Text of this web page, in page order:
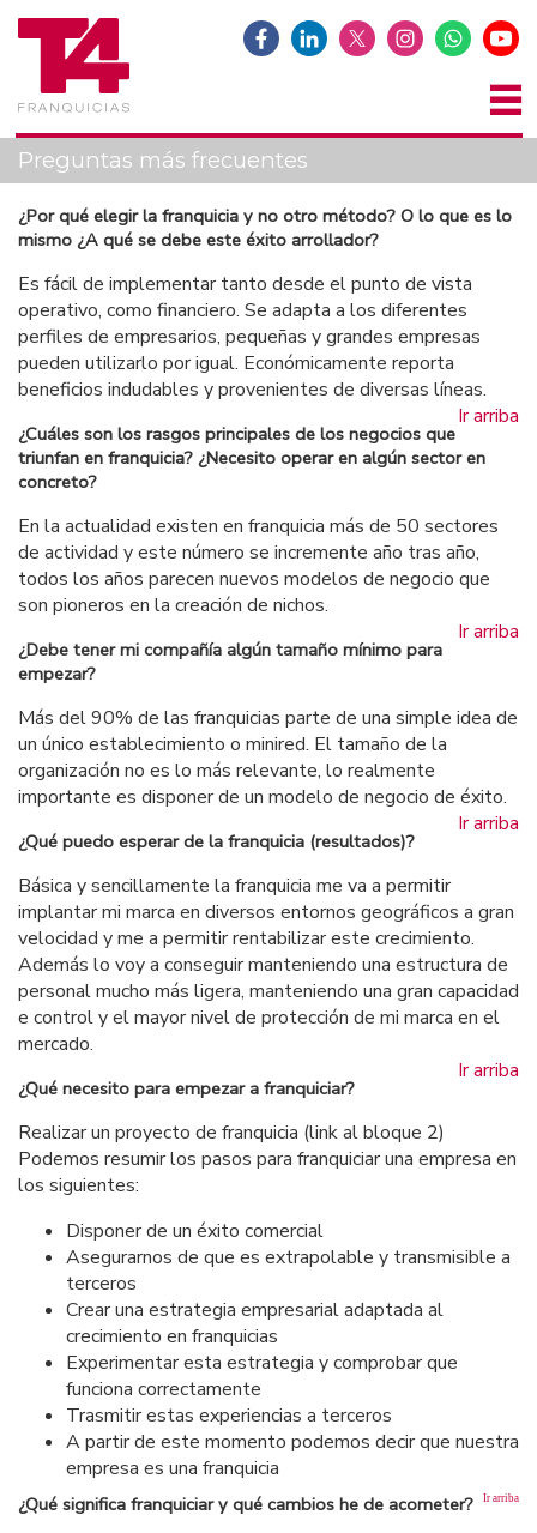
Preguntas más frecuentes
¿Por qué elegir la franquicia y no otro método? O lo que es lo
mismo ¿A qué se debe este éxito arrollador?
Es fácil de implementar tanto desde el punto de vista
operativo, como financiero. Se adapta a los diferentes
perfiles de empresarios, pequeñas y grandes empresas
pueden utilizarlo por igual. Económicamente reporta
beneficios indudables y provenientes de diversas líneas.
Ir arriba
¿Cuáles son los rasgos principales de los negocios que
triunfan en franquicia? ¿Necesito operar en algún sector en
concreto?
En la actualidad existen en franquicia más de 50 sectores
de actividad y este número se incremente año tras año,
todos los años parecen nuevos modelos de negocio que
son pioneros en la creación de nichos.
Ir arriba
¿Debe tener mi compañía algún tamaño mínimo para
empezar?
Más del 90% de las franquicias parte de una simple idea de
un único establecimiento o minired. El tamaño de la
organización no es lo más relevante, lo realmente
importante es disponer de un modelo de negocio de éxito.
Ir arriba
¿Qué puedo esperar de la franquicia (resultados)?
Básica y sencillamente la franquicia me va a permitir
implantar mi marca en diversos entornos geográficos a gran
velocidad y me a permitir rentabilizar este crecimiento.
Además lo voy a conseguir manteniendo una estructura de
personal mucho más ligera, manteniendo una gran capacidad
e control y el mayor nivel de protección de mi marca en el
mercado.
Ir arriba
¿Qué necesito para empezar a franquiciar?
Realizar un proyecto de franquicia (link al bloque 2)
Podemos resumir los pasos para franquiciar una empresa en
los siguientes:
Disponer de un éxito comercial
Asegurarnos de que es extrapolable y transmisible a
terceros
Crear una estrategia empresarial adaptada al
crecimiento en franquicias
Experimentar esta estrategia y comprobar que
funciona correctamente
Trasmitir estas experiencias a terceros
A partir de este momento podemos decir que nuestra
empresa es una franquicia
Ir arriba
¿Qué significa franquiciar y qué cambios he de acometer?